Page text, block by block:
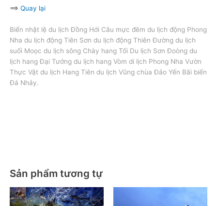
==> Quay lại
Biển nhật lệ du lịch Đồng Hới Câu mực đêm du lịch động Phong
Nha du lịch động Tiên Sơn du lịch động Thiên Đường du lịch
suối Moọc du lịch sông Chày hang Tối Du lịch Sơn Đoòng du
lịch hang Đại Tướng du lịch hang Vòm di lịch Phong Nha Vườn
Thực Vật du lịch Hang Tiên du lịch Vũng chùa Đảo Yến Bãi biển
Đá Nhảy.
Sản phẩm tương tự